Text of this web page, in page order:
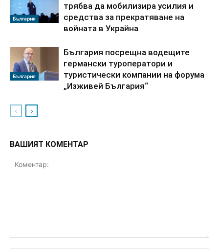
България
трябва да мобилизира усилия и
средства за прекратяване на
войната в Украйна
България
България посрещна водещите
германски туроператори и
туристически компании на форума
„Изживей България“
ВАШИЯТ КОМЕНТАР